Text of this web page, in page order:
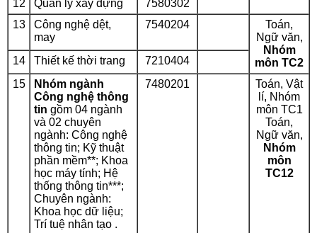
12 Quản lý xây dựng
7580302
13
Công nghệ dệt,
may
7540204
Toán,
Ngữ văn,
Nhóm
môn TC2
14 Thiết kế thời trang
7210404
15
Nhóm ngành
Công nghệ thông
tin gồm 04 ngành
và 02 chuyên
ngành: Công nghệ
thông tin; Kỹ thuật
phần mềm**; Khoa
học máy tính; Hệ
thống thông tin***;
Chuyên ngành:
Khoa học dữ liệu;
Trí tuệ nhân tạo .
7480201
Toán, Vật
lí, Nhóm
môn TC1
Toán,
Ngữ văn,
Nhóm
môn
TC12